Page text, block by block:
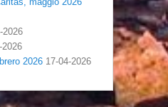
2026
2026
2026 17-04-2026